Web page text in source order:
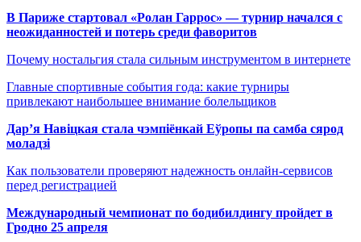
В Париже стартовал «Ролан Гаррос» — турнир начался с
неожиданностей и потерь среди фаворитов
Почему ностальгия стала сильным инструментом в интернете
Главные спортивные события года: какие турниры
привлекают наибольшее внимание болельщиков
Дар’я Навіцкая стала чэмпіёнкай Еўропы па самба сярод
моладзі
Как пользователи проверяют надежность онлайн-сервисов
перед регистрацией
Международный чемпионат по бодибилдингу пройдет в
Гродно 25 апреля